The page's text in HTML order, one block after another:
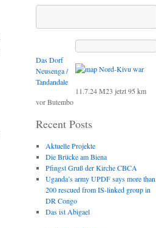
Das Dorf
Neusenga /
Tandandale
11.7.24 M23 jetzt 95 km
vor Butembo
Recent Posts
Aktuelle Projekte
Die Brücke am Biena
Pfingst Gruß der Kirche CBCA
Uganda’s army UPDF says more than
200 rescued from IS-linked group in
DR Congo
Das ist Abigael